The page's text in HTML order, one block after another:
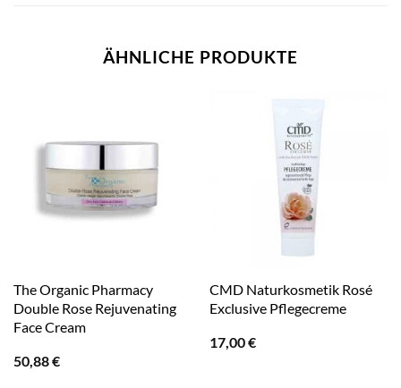
ÄHNLICHE PRODUKTE
The Organic Pharmacy
Double Rose Rejuvenating
Face Cream
50,88€
CMD Naturkosmetik Rosé
Exclusive Pflegecreme
17,00€